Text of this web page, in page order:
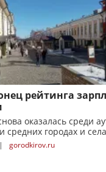
рейтинга
оказалась среди
средних городах и
|
gorodkirov.ru